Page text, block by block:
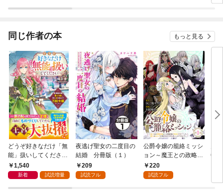
同じ作者の本 もっと見る
どうぞ好きなだけ「無
能」扱いしてください
～屋根裏部屋の本の
虫、実は国を動かす万
1,540
新着 試読増量
夜逃げ聖女の二度目の
結婚 分冊版（１）
209
試読フル
公爵令嬢の籠絡ミッシ
ョン～魔王との政略結
婚が、人類最後の切り
札です！…って、魔王
220
試読フル
6年